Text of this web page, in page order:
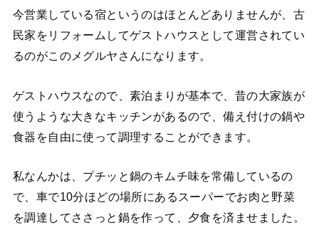
今営業している宿というのはほとんどありませんが、古
民家をリフォームしてゲストハウスとして運営されてい
るのがこのメグルヤさんになります。
ゲストハウスなので、素泊まりが基本で、昔の大家族が
使うような大きなキッチンがあるので、備え付けの鍋や
食器を自由に使って調理することができます。
私なんかは、プチッと鍋のキムチ味を常備しているの
で、車で10分ほどの場所にあるスーパーでお肉と野菜
を調達してささっと鍋を作って、夕食を済ませました。